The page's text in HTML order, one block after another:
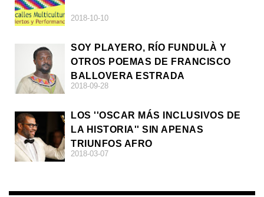
2018-10-10
SOY PLAYERO, RÍO FUNDULÀ Y
OTROS POEMAS DE FRANCISCO
BALLOVERA ESTRADA
2018-09-28
LOS ''OSCAR MÁS INCLUSIVOS DE
LA HISTORIA'' SIN APENAS
TRIUNFOS AFRO
2018-03-07